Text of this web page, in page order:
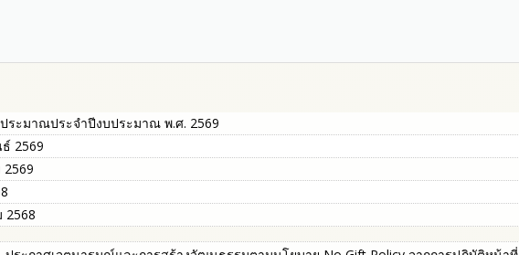
ระมาณประจำปีงบประมาณ พ.ศ. 2569
2569
2568